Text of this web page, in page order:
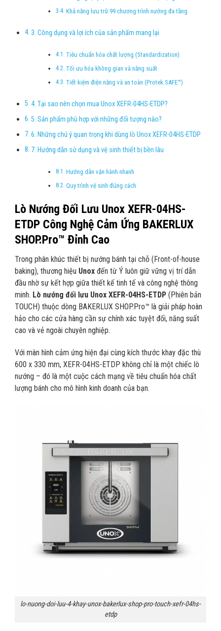
Khả năng lưu trữ 99 chương trình nướng đa tầng
3. Công dụng và lợi ích của sản phẩm mang lại
Tiêu chuẩn hóa chất lượng (Standardization)
Tối ưu hóa không gian và năng suất
Tiết kiệm điện năng và an toàn (Protek.SAFE™)
4. Tại sao nên chọn mua Unox XEFR-04HS-ETDP?
5. Sản phẩm phù hợp với những đối tượng nào?
6. Những chú ý quan trọng khi dùng lò Unox XEFR-04HS-ETDP
7. Hướng dẫn sử dụng và vệ sinh thiết bị bền lâu
Hướng dẫn vận hành nhanh
Quy trình vệ sinh đúng cách
Lò Nướng Đối Lưu Unox XEFR-04HS-
ETDP Công Nghệ Cảm Ứng BAKERLUX
SHOP.Pro™ Đỉnh Cao
Trong phân khúc thiết bị nướng bánh tại chỗ (Front-of-house
baking), thương hiệu Unox đến từ Ý luôn giữ vững vị trí dẫn
đầu nhờ sự kết hợp giữa thiết kế tinh tế và công nghệ thông
minh. Lò nướng đối lưu Unox XEFR-04HS-ETDP (Phiên bản
TOUCH) thuộc dòng BAKERLUX SHOP.Pro™ là giải pháp hoàn
hảo cho các cửa hàng cần sự chính xác tuyệt đối, năng suất
cao và vẻ ngoài chuyên nghiệp.
Với màn hình cảm ứng hiện đại cùng kích thước khay đặc thù
600 x 330 mm, XEFR-04HS-ETDP không chỉ là một chiếc lò
nướng – đó là một cuộc cách mạng về tiêu chuẩn hóa chất
lượng bánh cho mô hình kinh doanh của bạn.
lo-nuong-doi-luu-4-khay-unox-bakerlux-shop-pro-touch-xefr-04hs-
etdp